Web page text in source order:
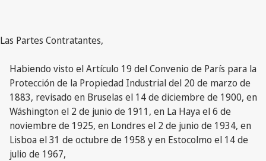
Las Partes Contratantes,
Habiendo visto el Artículo 19 del Convenio de París para la
Protección de la Propiedad Industrial del 20 de marzo de
1883, revisado en Bruselas el 14 de diciembre de 1900, en
Wáshington el 2 de junio de 1911, en La Haya el 6 de
noviembre de 1925, en Londres el 2 de junio de 1934, en
Lisboa el 31 de octubre de 1958 y en Estocolmo el 14 de
julio de 1967,